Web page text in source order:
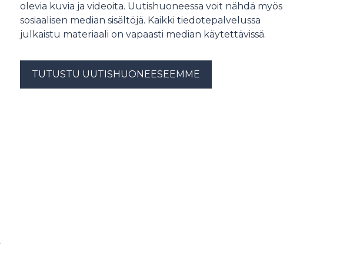
olevia kuvia ja videoita. Uutishuoneessa voit nähdä myös
sosiaalisen median sisältöjä. Kaikki tiedotepalvelussa
julkaistu materiaali on vapaasti median käytettävissä.
TUTUSTU UUTISHUONEESEEMME